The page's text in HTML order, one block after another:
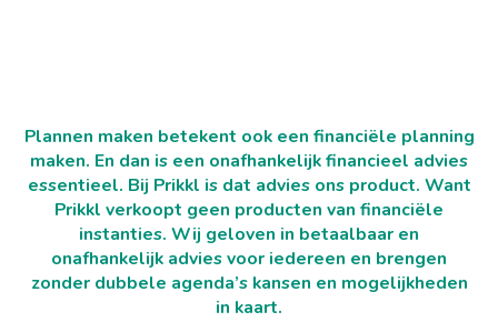
Plannen maken betekent ook een financiële planning
maken. En dan is een onafhankelijk financieel advies
essentieel. Bij Prikkl is dat advies ons product. Want
Prikkl verkoopt geen producten van financiële
instanties. Wij geloven in betaalbaar en
onafhankelijk advies voor iedereen en brengen
zonder dubbele agenda’s kansen en mogelijkheden
in kaart.